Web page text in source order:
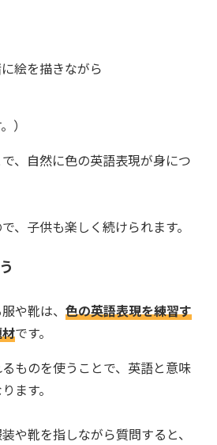
絵を描きながら
）
、自然に色の英語表現が身につ
、子供も楽しく続けられます。
や靴は、 色の英語表現を練習す
です。
ものを使うことで、英語と意味
ます。
や靴を指しながら質問すると、